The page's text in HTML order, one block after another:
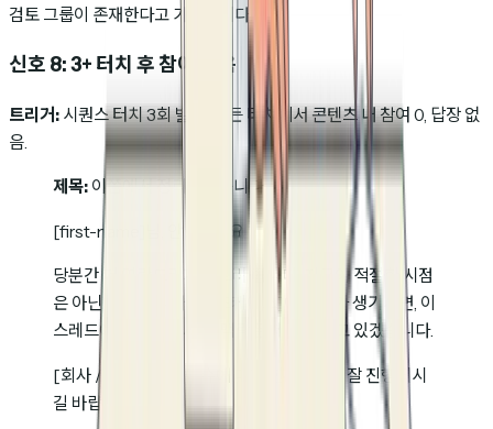
검토 그룹이 존재한다고 가정합니다.
신호 8: 3+ 터치 후 참여 없음
트리거: 시퀀스 터치 3회 발송, 모든 터치에서 콘텐츠 내 참여 0, 답장 없
음.
제목: 이쯤에서 정리하겠습니다
[first-name]님, 안녕하세요.
당분간 더 연락드리지 않으려 합니다. 지금이 적절한 시점
은 아닌 것 같습니다. [유즈케이스]에 변화가 생기시면, 이
스레드에 회신만 주세요. 맥락은 제가 가지고 있겠습니다.
[회사 / 산업 / 최근 이슈에 대한 한 줄 언급] 잘 진행되시
길 바랍니다.